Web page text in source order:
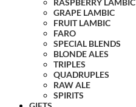
RASPBERRY LAMBIC
GRAPE LAMBIC
FRUIT LAMBIC
FARO
SPECIAL BLENDS
BLONDE ALES
TRIPLES
QUADRUPLES
RAW ALE
SPIRITS